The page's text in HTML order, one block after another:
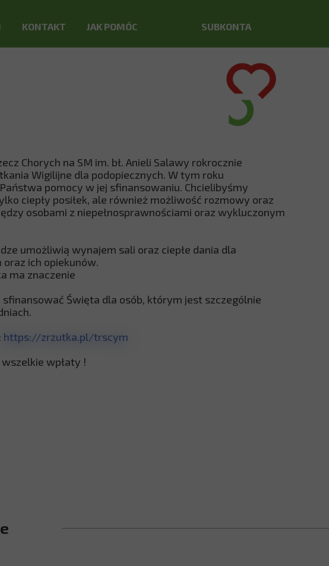
Chorych na SM im. bł. Anieli Salawy rokrocznie
Wigilijne dla podopiecznych. W tym roku
pomocy w jej sfinansowaniu. Chcielibyśmy
ciepły posiłek, ale również możliwość rozmowy oraz
osobami z niepełnosprawnościami oraz wykluczonym
umożliwią wynajem sali oraz ciepłe dania dla
oraz ich opiekunów.
ma znaczenie
sfinansować Święta dla osób, którym jest szczególnie
https://zrzutka.pl/trscym
wpłaty !
KONTAKT JAK POMÓC SUBKONTA